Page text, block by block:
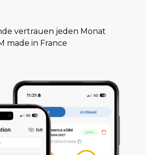
vertrauen jeden Monat
made in France